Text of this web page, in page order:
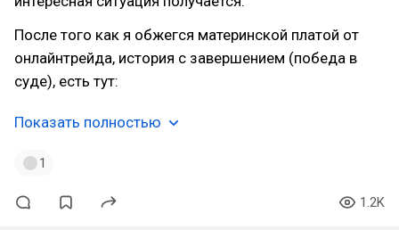
После того как я обжегся материнской платой от
онлайнтрейда, история с завершением (победа в
суде), есть тут:
Показать полностью
1
1.2K